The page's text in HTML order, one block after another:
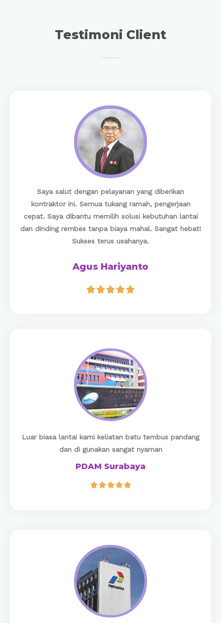
Testimoni Client
Saya salut dengan pelayanan yang diberikan
kontraktor ini. Semua tukang ramah, pengerjaan
cepat. Saya dibantu memilih solusi kebutuhan lantai
dan dinding rembes tanpa biaya mahal. Sangat hebat!
Sukses terus usahanya.
Agus Hariyanto

Luar biasa lantai kami keliatan batu tembus pandang
dan di gunakan sangat nyaman
PDAM Surabaya
